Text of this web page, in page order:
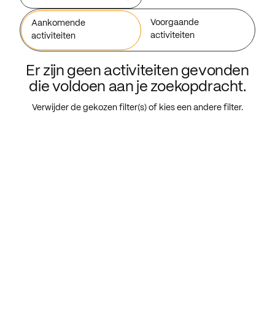
Aankomende
activiteiten
Voorgaande
activiteiten
Er zijn geen activiteiten gevonden
die voldoen aan je zoekopdracht.
Verwijder de gekozen filter(s) of kies een andere filter.